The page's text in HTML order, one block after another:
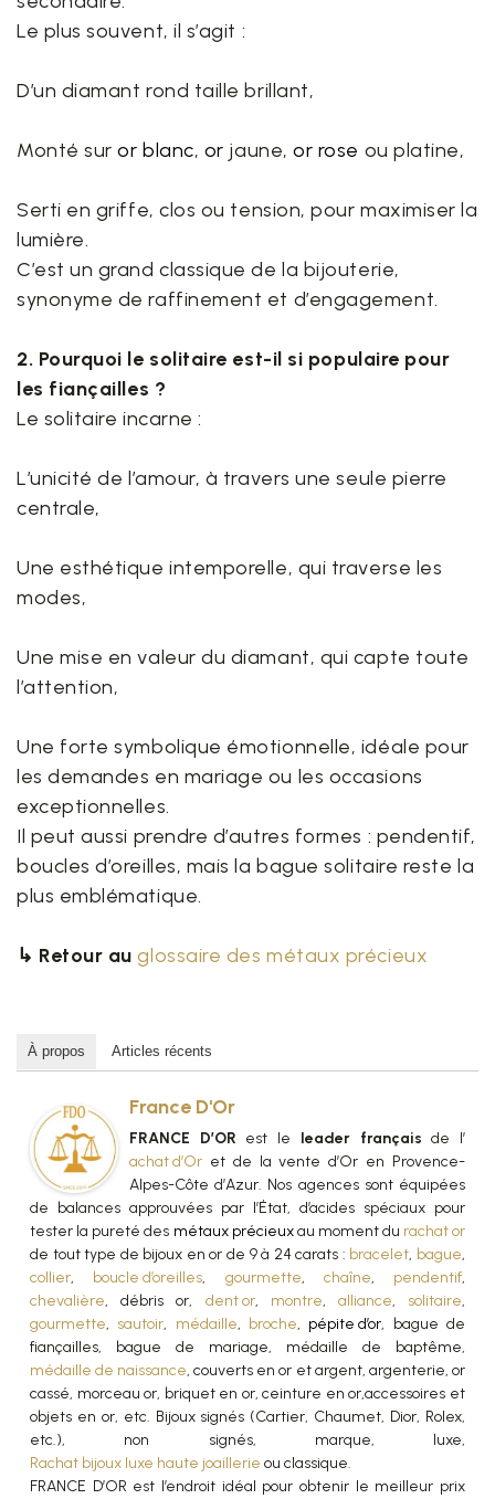
Le plus souvent, il s’agit :
D’un diamant rond taille brillant,
Monté suror blanc, or jaune,or rose ou platine,
Serti en griffe, clos ou tension, pour maximiser la
lumière.
C’est un grand classique de la bijouterie,
synonyme de raffinement et d’engagement.
2. Pourquoi le solitaire est-il si populaire pour
les fiançailles ?
Le solitaire incarne :
L’unicité de l’amour, à travers une seule pierre
centrale,
Une esthétique intemporelle, qui traverse les
modes,
Une mise en valeur du diamant, qui capte toute
l’attention,
Une forte symbolique émotionnelle, idéale pour
les demandes en mariage ou les occasions
exceptionnelles.
Il peut aussi prendre d’autres formes : pendentif,
boucles d’oreilles, mais la bague solitaire reste la
plus emblématique.
↳ Retour auglossaire des métaux précieux
À propos Articles récents
France D'Or
FRANCE D’OR est le leader français de l’
achat d’Or et de la vente d’Or en Provence-
Alpes-Côte d’Azur. Nos agences sont équipées
de balances approuvées par l’État, d’acides spéciaux pour
tester la pureté des métaux précieuxau moment du rachat or
de tout type de bijoux en or de 9 à 24 carats : bracelet, bague,
collier, boucle d’oreilles, gourmette, chaîne, pendentif,
chevalière, débris or, dent or, montre, alliance, solitaire,
gourmette, sautoir, médaille, broche, pépite d’or, bague de
fiançailles, bague de mariage, médaille de baptême,
médaille de naissance, couverts en or et argent, argenterie, or
cassé, morceau or, briquet en or, ceinture en or,accessoires et
objets en or, etc. Bijoux signés (Cartier, Chaumet, Dior, Rolex,
etc.), non signés, marque, luxe,
Rachat bijoux luxe haute joaillerie ou classique.
FRANCE D’OR est l’endroit idéal pour obtenir le meilleur prix